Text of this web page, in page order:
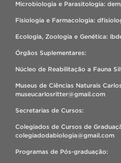
Microbiologia e Parasitologia:
Fisiologia e Farmacologia:
Ecologia, Zoologia e Genética:
Órgãos Suplementares:
Núcleo de Reabilitação a Fauna
Museus de Ciências Naturais
museucarlosritter@gmail.com
Secretarias de Cursos:
Colegiados de Cursos de
colegiadodabiologia@gmail.com
Programas de Pós-graduação: